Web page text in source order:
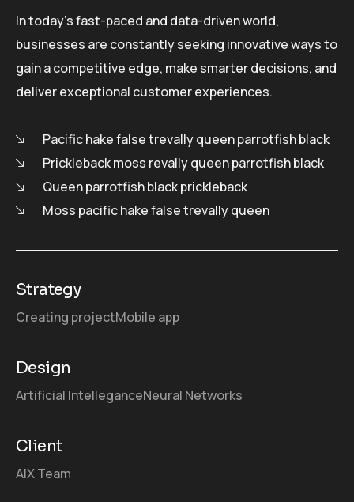
In today's fast-paced and data-driven world,
businesses are constantly seeking innovative ways to
gain a competitive edge, make smarter decisions, and
deliver exceptional customer experiences.
Pacific hake false trevally queen parrotfish black
Prickleback moss revally queen parrotfish black
Queen parrotfish black prickleback
Moss pacific hake false trevally queen
Strategy
Creating projectMobile app
Design
Artificial IntelleganceNeural Networks
Client
AIX Team